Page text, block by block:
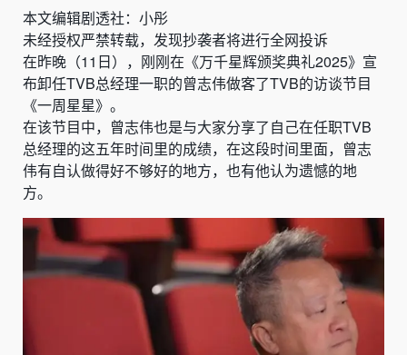
本文编辑剧透社：小彤
未经授权严禁转载，发现抄袭者将进行全网投诉
在昨晚（11日），刚刚在《万千星辉颁奖典礼2025》宣
布卸任TVB总经理一职的曾志伟做客了TVB的访谈节目
《一周星星》。
在该节目中，曾志伟也是与大家分享了自己在任职TVB
总经理的这五年时间里的成绩，在这段时间里面，曾志
伟有自认做得好不够好的地方，也有他认为遗憾的地
方。